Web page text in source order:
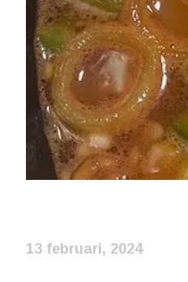
13 februari, 2024